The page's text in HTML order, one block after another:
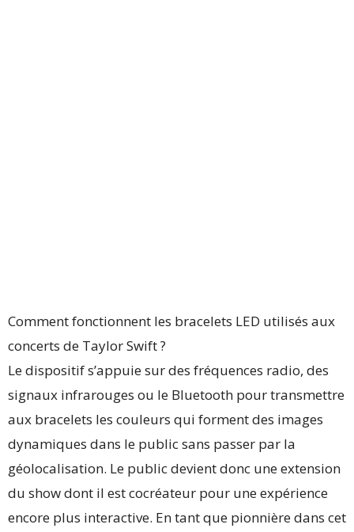
Comment fonctionnent les bracelets LED utilisés aux
concerts de Taylor Swift ?
Le dispositif s’appuie sur des fréquences radio, des
signaux infrarouges ou le Bluetooth pour transmettre
aux bracelets les couleurs qui forment des images
dynamiques dans le public sans passer par la
géolocalisation. Le public devient donc une extension
du show dont il est cocréateur pour une expérience
encore plus interactive. En tant que pionnière dans cet